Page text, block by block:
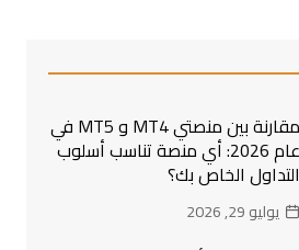
مقارنة بين منصتي MT4 و MT5 في
عام 2026: أي منصة تناسب أسلوب
التداول الخاص بك؟
يوليو 29, 2026